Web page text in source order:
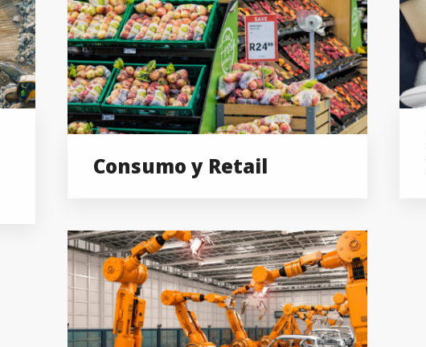
Consumo y Retail